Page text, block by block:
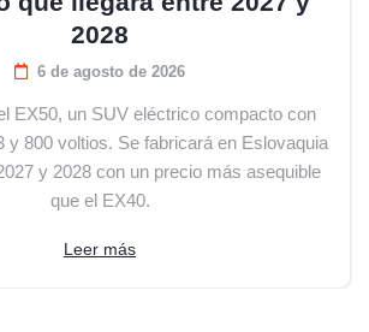
2028
6 de agosto de 2026
EX50, un SUV eléctrico compacto con
y 800 voltios. Se fabricará en Eslovaquia
y 2028 con un precio más asequible
que el EX40.
Leer más